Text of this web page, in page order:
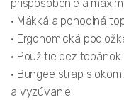
prispôsobenie a
• Mäkká a pohodlná
• Ergonomická
• Použitie bez
• Bungee strap s
a vyzúvanie